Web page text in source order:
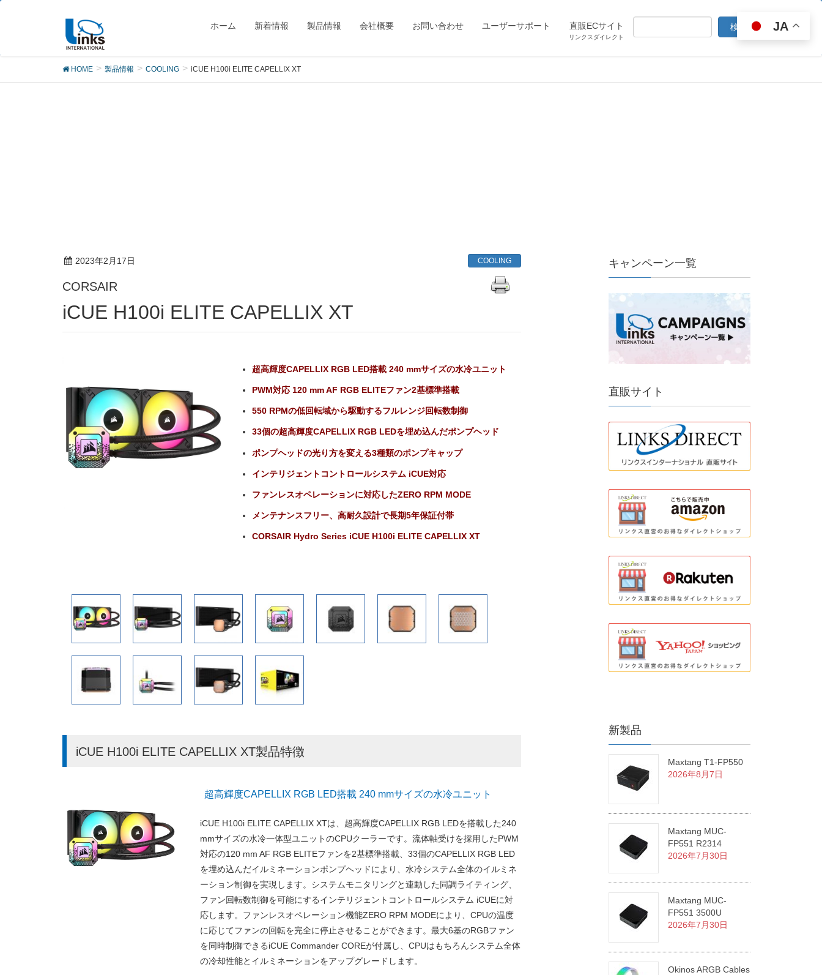
ホーム 新着情報 製品情報 会社概要 お問い合わせ ユーザーサポート 直販ECサイト
リンクスダイレクト
製品
HOME 製品情報 COOLING iCUE H100i ELITE CAPELLIX XT
2023年2月17日 COOLING
CORSAIR
iCUE H100i ELITE CAPELLIX XT
超高輝度CAPELLIX RGB LED搭載 240 mmサイズの水冷ユニット
PWM対応 120 mm AF RGB ELITEファン2基標準搭載
550 RPMの低回転域から駆動するフルレンジ回転数制御
33個の超高輝度CAPELLIX RGB LEDを埋め込んだポンプヘッド
ポンプヘッドの光り方を変える3種類のポンプキャップ
インテリジェントコントロールシステム iCUE対応
ファンレスオペレーションに対応したZERO RPM MODE
メンテナンスフリー、高耐久設計で長期5年保証付帯
CORSAIR Hydro Series iCUE H100i ELITE CAPELLIX XT
iCUE H100i ELITE CAPELLIX XT製品特徴
超高輝度CAPELLIX RGB LED搭載 240 mmサイズの水冷ユニット
iCUE H100i ELITE CAPELLIX XTは、超高輝度CAPELLIX RGB LEDを搭載した240
mmサイズの水冷一体型ユニットのCPUクーラーです。流体軸受けを採用したPWM
対応の120 mm AF RGB ELITEファンを2基標準搭載、33個のCAPELLIX RGB LED
を埋め込んだイルミネーションポンプヘッドにより、水冷システム全体のイルミネ
ーション制御を実現します。システムモニタリングと連動した同調ライティング、
ファン回転数制御を可能にするインテリジェントコントロールシステム iCUEに対
応します。ファンレスオペレーション機能ZERO RPM MODEにより、CPUの温度
に応じてファンの回転を完全に停止させることができます。最大6基のRGBファン
を同時制御できるiCUE Commander COREが付属し、CPUはもちろんシステム全体
の冷却性能とイルミネーションをアップグレードします。
キャンペーン一覧
直販サイト
新製品
Maxtang T1-FP550
2026年8月7日
Maxtang MUC-
FP551 R2314
2026年7月30日
Maxtang MUC-
FP551 3500U
2026年7月30日
Okinos ARGB Cables
JA